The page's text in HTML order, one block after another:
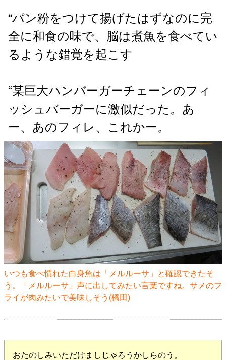
“パン粉をつけて揚げたはずなのに完
全に和食の味で、脳は煮魚を食べてい
るような錯覚を起こす
“某巨大ハンバーガーチェーンのフィ
ッシュバーガーに激似だった。あ
ー、あのフィレ、これかー。
いつも食べ慣れた白身魚は「メルルーサ」と確認できたそ
う。「メルルーサ」声に出してみたい言葉ですね。サメのフ
ライが肉みたいで美味しそう(橋田)
おたのしみいただけましじゃろうかしらのう。